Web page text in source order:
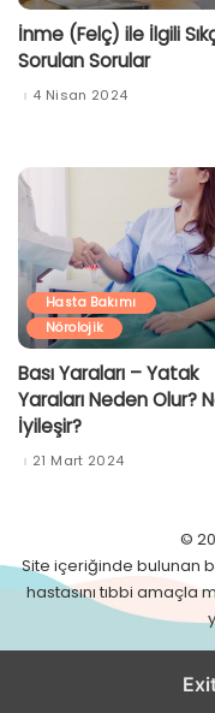
İnme (Felç) ile İlgili
Sorulan Sorular
4 Nisan 2024
Hasta Bakımı
Nörolojik
Bası Yaraları – Yatak
Yaraları Neden Olur?
İyileşir?
21 Mart 2024
©
Site içeriğinde bulunan
hastasını tıbbi amaçla